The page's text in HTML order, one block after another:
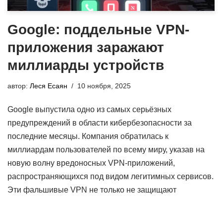
Google: поддельные VPN-
приложения заражают
миллиарды устройств
автор: Леся Есаян 10 ноября, 2025
Google выпустила одно из самых серьёзных
предупреждений в области кибербезопасности за
последние месяцы. Компания обратилась к
миллиардам пользователей по всему миру, указав на
новую волну вредоносных VPN-приложений,
распространяющихся под видом легитимных сервисов.
Эти фальшивые VPN не только не защищают